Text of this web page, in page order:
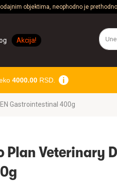
objektima, neophodno je
Akcija!
4000.00RSD.
Gastrointestinal 400g
Plan Veterinary